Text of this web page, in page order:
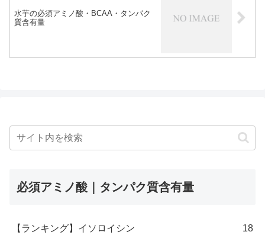
水芋の必須アミノ酸・BCAA・タンパク
質含有量
必須アミノ酸｜タンパク質含有量
【ランキング】イソロイシン 18